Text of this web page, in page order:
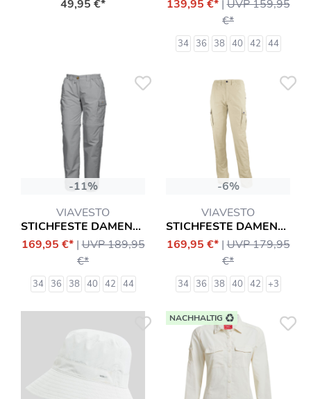
49,95 €* 139,95 €* |UVP 159,95
€*
34 36 38 40 42 44
-11%
VIAVESTO
STICHFESTE DAMEN-ZIPP-HOSE EANES
169,95 €* |UVP 189,95
€*
34 36 38 40 42 44
-6%
VIAVESTO
STICHFESTE DAMEN-HOSE DIAS
169,95 €* |UVP 179,95
€*
34 36 38 40 42 +3
NACHHALTIG